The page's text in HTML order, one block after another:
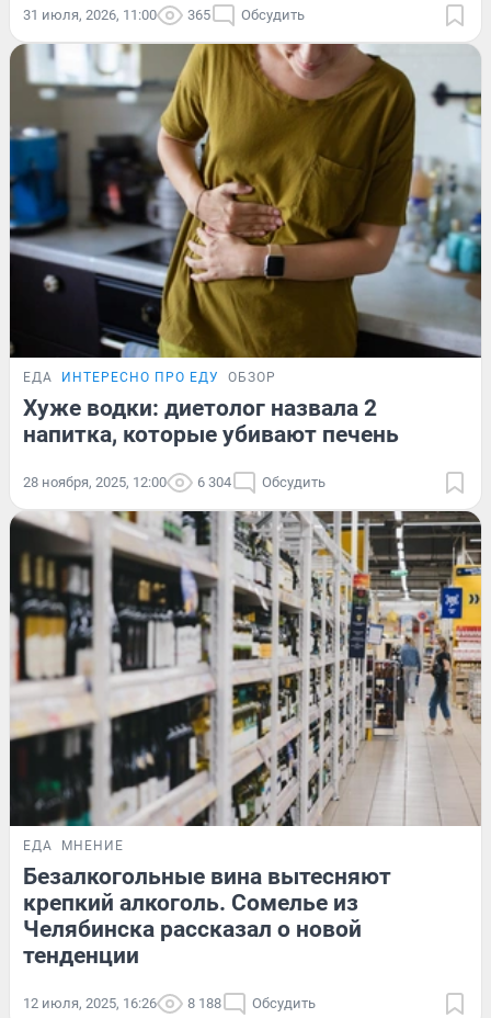
31 июля, 2026, 11:00 365 Обсудить
ЕДА ИНТЕРЕСНО ПРО ЕДУ ОБЗОР
Хуже водки: диетолог назвала 2
напитка, которые убивают печень
28 ноября, 2025, 12:00 6 304 Обсудить
ЕДА МНЕНИЕ
Безалкогольные вина вытесняют
крепкий алкоголь. Сомелье из
Челябинска рассказал о новой
тенденции
12 июля, 2025, 16:26 8 188 Обсудить